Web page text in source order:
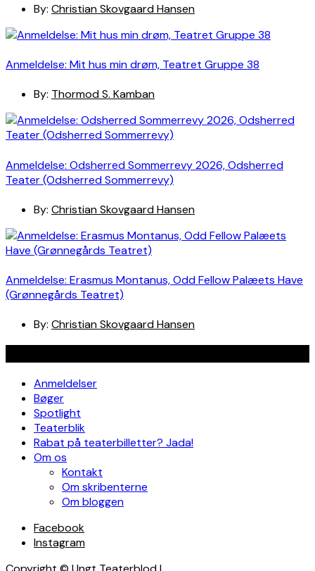
By: Christian Skovgaard Hansen
Anmeldelse: Mit hus min drøm, Teatret Gruppe 38
By: Thormod S. Kamban
Anmeldelse: Odsherred Sommerrevy 2026, Odsherred
Teater (Odsherred Sommerrevy)
By: Christian Skovgaard Hansen
Anmeldelse: Erasmus Montanus, Odd Fellow Palæets Have
(Grønnegårds Teatret)
By: Christian Skovgaard Hansen
Anmeldelser
Bøger
Spotlight
Teaterblik
Rabat på teaterbilletter? Jada!
Om os
Kontakt
Om skribenterne
Om bloggen
Facebook
Instagram